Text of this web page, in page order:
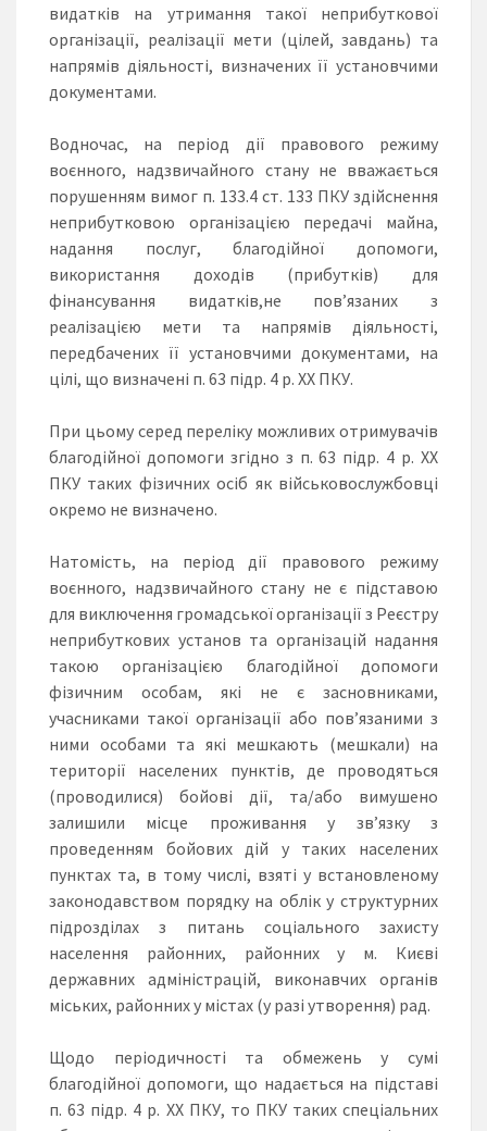
видатків на утримання такої неприбуткової
організації, реалізації мети (цілей, завдань) та
напрямів діяльності, визначених її установчими
документами.
Водночас, на період дії правового режиму
воєнного, надзвичайного стану не вважається
порушенням вимог п. 133.4 ст. 133 ПКУ здійснення
неприбутковою організацією передачі майна,
надання послуг, благодійної допомоги,
використання доходів (прибутків) для
фінансування видатків,не пов’язаних з
реалізацією мети та напрямів діяльності,
передбачених її установчими документами, на
цілі, що визначені п. 63 підр. 4 р. ХХ ПКУ.
При цьому серед переліку можливих отримувачів
благодійної допомоги згідно з п. 63 підр. 4 р. ХХ
ПКУ таких фізичних осіб як військовослужбовці
окремо не визначено.
Натомість, на період дії правового режиму
воєнного, надзвичайного стану не є підставою
для виключення громадської організації з Реєстру
неприбуткових установ та організацій надання
такою організацією благодійної допомоги
фізичним особам, які не є засновниками,
учасниками такої організації або пов’язаними з
ними особами та які мешкають (мешкали) на
території населених пунктів, де проводяться
(проводилися) бойові дії, та/або вимушено
залишили місце проживання у зв’язку з
проведенням бойових дій у таких населених
пунктах та, в тому числі, взяті у встановленому
законодавством порядку на облік у структурних
підрозділах з питань соціального захисту
населення районних, районних у м. Києві
державних адміністрацій, виконавчих органів
міських, районних у містах (у разі утворення) рад.
Щодо періодичності та обмежень у сумі
благодійної допомоги, що надається на підставі
п. 63 підр. 4 р. ХХ ПКУ, то ПКУ таких спеціальних